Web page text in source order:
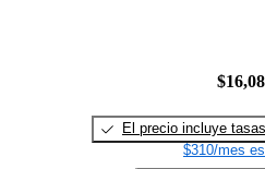
El precio incluye tasas
$310/mes